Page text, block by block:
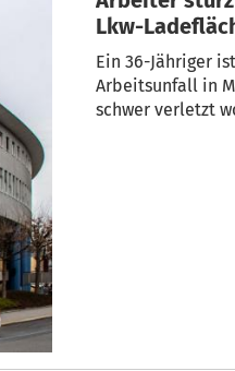
Lkw-
verletzt
Ein 36-Jähriger
Arbeitsunfall in
schwer verletzt